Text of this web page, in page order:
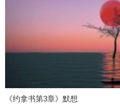
《约拿书第3章》默想